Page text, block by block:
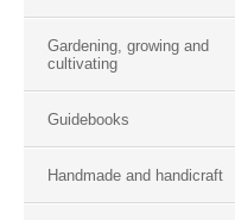
Gardening, growing and
cultivating
Guidebooks
Handmade and handicraft